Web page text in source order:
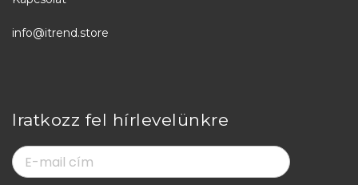
info@itrend.store
Iratkozz fel hírlevelünkre